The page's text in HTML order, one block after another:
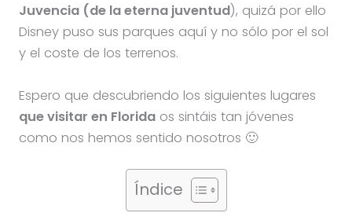
Juvencia (de la eterna juventud), quizá por ello
Disney puso sus parques aquí y no sólo por el sol
y el coste de los terrenos.
Espero que descubriendo los siguientes lugares
que visitar en Floridaos sintáis tan jóvenes
como nos hemos sentido nosotros 🙂
Índice